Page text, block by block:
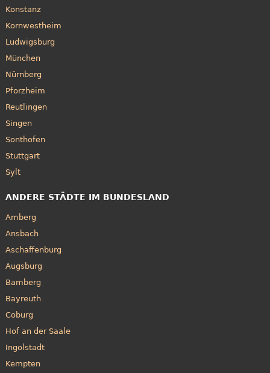
Konstanz
Kornwestheim
Ludwigsburg
München
Nürnberg
Pforzheim
Reutlingen
Singen
Sonthofen
Stuttgart
Sylt
ANDERE STÄDTE IM BUNDESLAND
Amberg
Ansbach
Aschaffenburg
Augsburg
Bamberg
Bayreuth
Coburg
Hof an der Saale
Ingolstadt
Kempten